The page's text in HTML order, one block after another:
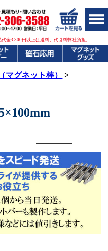
代金3,300円以上は送料、代引料弊社負担。
マグネット棒）
>